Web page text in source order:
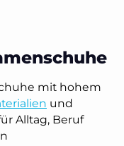
mit hohem
und
Alltag, Beruf